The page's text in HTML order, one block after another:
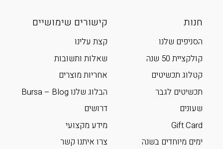
חנות
הסניפים שלנו
קולקציית 50 שנה
קטלוג תכשיטים
תכשיטים לגבר
שעונים
Gift Card
ימים מיוחדים בשנה
קישורים שימושיים
קצת עלינו
שאלות ותשובות
אחריות מוצרים
הבלוג שלנו Bursa – Blog
דרושים
מידע מקצועי
צרו איתנו קשר